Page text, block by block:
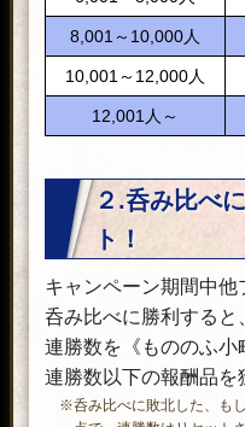
8,001～10,000人
10,001～12,000人
12,001人～
２.呑み比べ
ト！
キャンペーン期間中
呑み比べに勝利すると
連勝数を《もののふ
連勝数以下の報酬品を
※呑み比べに敗北した、も